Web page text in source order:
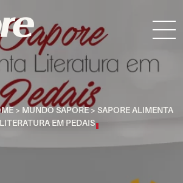
> MUNDO SAPORE> SAPORE ALIMENTA
LITERATURA EM PEDAIS